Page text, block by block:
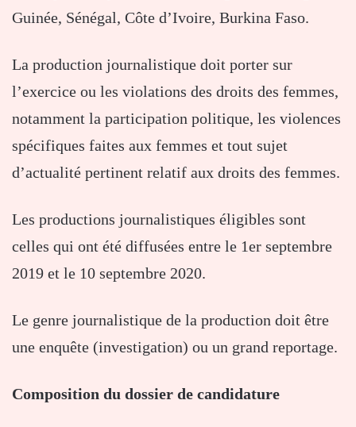
Guinée, Sénégal, Côte d’Ivoire, Burkina Faso.
La production journalistique doit porter sur
l’exercice ou les violations des droits des femmes,
notamment la participation politique, les violences
spécifiques faites aux femmes et tout sujet
d’actualité pertinent relatif aux droits des femmes.
Les productions journalistiques éligibles sont
celles qui ont été diffusées entre le 1er septembre
2019 et le 10 septembre 2020.
Le genre journalistique de la production doit être
une enquête (investigation) ou un grand reportage.
Composition du dossier de candidature